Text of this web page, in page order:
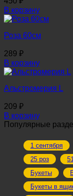
В корзину
Роза 60см
289 ₽
В корзину
Альстромерия L
209 ₽
В корзину
Популярные
1 сентября
25 роз
Букеты
Букеты в